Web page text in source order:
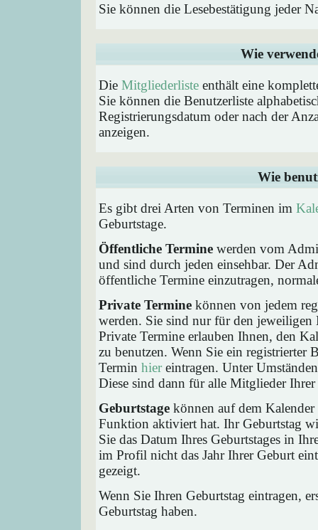
Sie können die Lesebestätigung jeder
Wie
Die Mitgliederliste enthält eine
Sie können die Benutzerliste
Registrierungsdatum oder nach der
anzeigen.
Wie
Es gibt drei Arten von Terminen im
Geburtstage.
Öffentliche Termine werden vom
und sind durch jeden einsehbar. Der
öffentliche Termine einzutragen,
Private Termine können von jedem
werden. Sie sind nur für den jeweiligen
Private Termine erlauben Ihnen, den
zu benutzen. Wenn Sie ein registrierter
Termin hiereintragen. Unter
Diese sind dann für alle Mitglieder
Geburtstage können auf dem
Funktion aktiviert hat. Ihr Geburtstag
Sie das Datum Ihres Geburtstages in
im Profil nicht das Jahr Ihrer Geburt
gezeigt.
Wenn Sie Ihren Geburtstag eintragen,
Geburtstag haben.